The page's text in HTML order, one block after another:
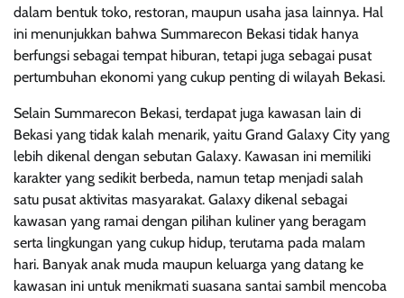
dalam bentuk toko, restoran, maupun usaha jasa lainnya. Hal
ini menunjukkan bahwa Summarecon Bekasi tidak hanya
berfungsi sebagai tempat hiburan, tetapi juga sebagai pusat
pertumbuhan ekonomi yang cukup penting di wilayah Bekasi.
Selain Summarecon Bekasi, terdapat juga kawasan lain di
Bekasi yang tidak kalah menarik, yaitu Grand Galaxy City yang
lebih dikenal dengan sebutan Galaxy. Kawasan ini memiliki
karakter yang sedikit berbeda, namun tetap menjadi salah
satu pusat aktivitas masyarakat. Galaxy dikenal sebagai
kawasan yang ramai dengan pilihan kuliner yang beragam
serta lingkungan yang cukup hidup, terutama pada malam
hari. Banyak anak muda maupun keluarga yang datang ke
kawasan ini untuk menikmati suasana santai sambil mencoba